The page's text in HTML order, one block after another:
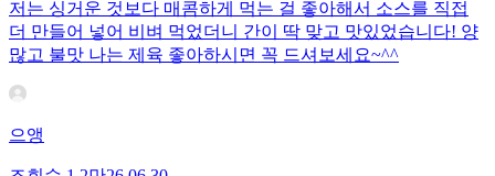
저는 싱거운 것보다 매콤하게 먹는 걸 좋아해서 소스를 직접
더 만들어 넣어 비벼 먹었더니 간이 딱 맞고 맛있었습니다! 양
많고 불맛 나는 제육 좋아하시면 꼭 드셔보세요~^^
으앵